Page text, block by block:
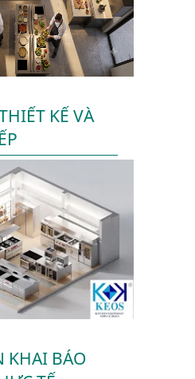
KẾ VÀ
KHAI BÁO